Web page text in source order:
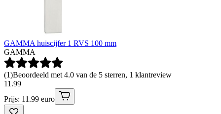
GAMMA huiscijfer 1 RVS 100 mm
GAMMA
(1)Beoordeeld met 4.0 van de 5 sterren, 1 klantreview
11 .99
Prijs: 11.99 euro